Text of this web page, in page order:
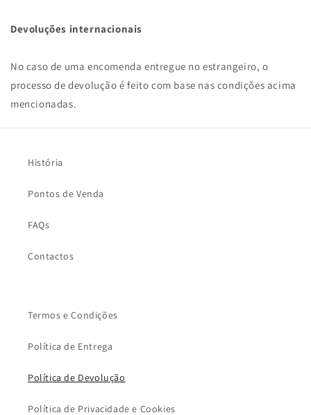
Devoluções internacionais
No caso de uma encomenda entregue no estrangeiro, o
processo de devolução é feito com base nas condições acima
mencionadas.
História
Pontos de Venda
FAQs
Contactos
Termos e Condições
Política de Entrega
Política de Devolução
Política de Privacidade e Cookies